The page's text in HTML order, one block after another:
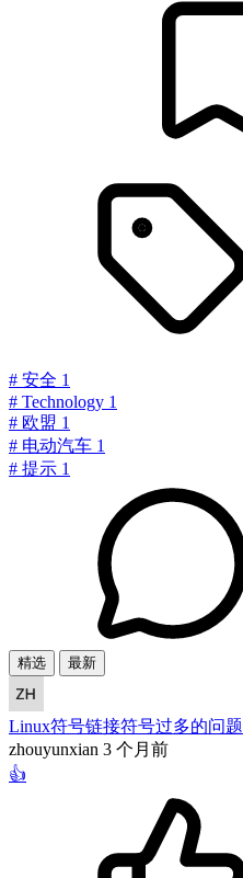
# 安全 1
# Technology 1
# 欧盟 1
# 电动汽车 1
# 提示 1
精选 最新
Linux符号链接符号过多的问题
zhouyunxian 3 个月前
👍